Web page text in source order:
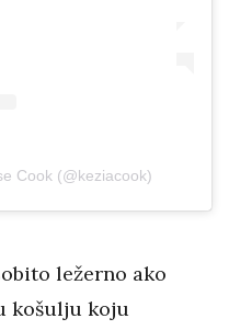
Cook (@keziacook)
ležerno ako
košulju koju